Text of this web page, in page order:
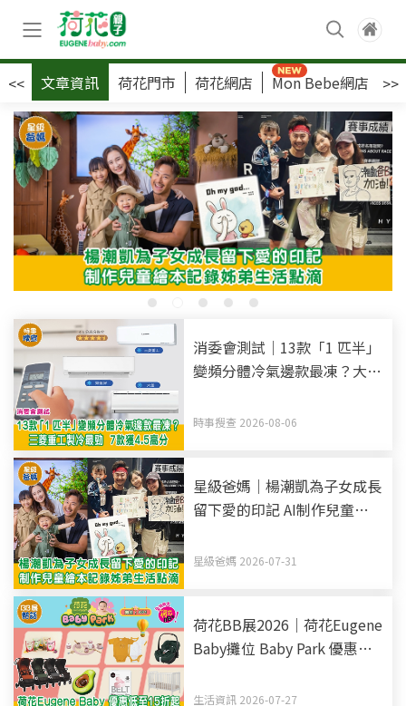
<< 文章資訊 荷花門市 荷花網店 Mon Bebe網店 >>
消委會測試｜13款「1 匹半」
變頻分體冷氣邊款最凍？大金
時事搜查 2026-08-06
星級爸媽｜楊潮凱為子女成長
留下愛的印記 AI制作兒童繪
星級爸媽 2026-07-31
荷花BB展2026｜荷花Eugene
Baby攤位 Baby Park 優惠低
行+孕媽產品
生活資訊 2026-07-27